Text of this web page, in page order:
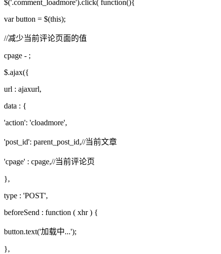
$('.comment_loadmore').click( function(){
var button = $(this);
//减少当前评论页面的值
cpage - ;
$.ajax({
url : ajaxurl,
data : {
'action': 'cloadmore',
'post_id': parent_post_id,//当前文章
'cpage' : cpage,//当前评论页
},
type : 'POST',
beforeSend : function ( xhr ) {
button.text('加载中...');
},